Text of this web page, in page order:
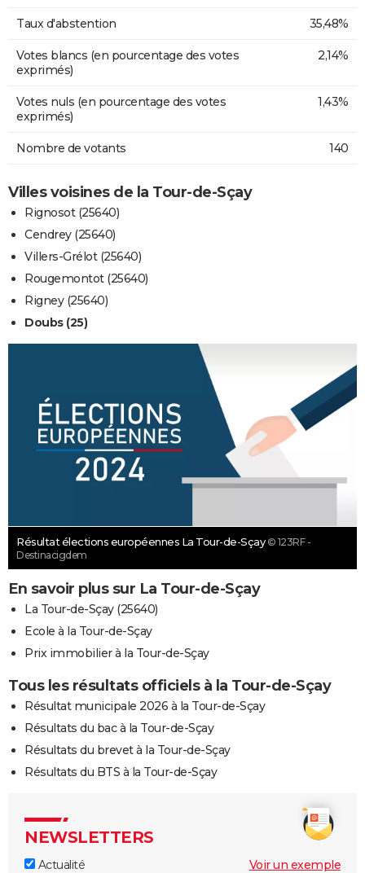
Taux d'abstention 35,48%
Votes blancs (en pourcentage des votes
exprimés)
2,14%
Votes nuls (en pourcentage des votes
exprimés)
1,43%
Nombre de votants 140
Villes voisines de la Tour-de-Sçay
Rignosot (25640)
Cendrey (25640)
Villers-Grélot (25640)
Rougemontot (25640)
Rigney (25640)
Doubs (25)
Résultat élections européennes La Tour-de-Sçay © 123RF -
Destinacigdem
En savoir plus sur La Tour-de-Sçay
La Tour-de-Sçay (25640)
Ecole à la Tour-de-Sçay
Prix immobilier à la Tour-de-Sçay
Tous les résultats officiels à la Tour-de-Sçay
Résultat municipale 2026 à la Tour-de-Sçay
Résultats du bac à la Tour-de-Sçay
Résultats du brevet à la Tour-de-Sçay
Résultats du BTS à la Tour-de-Sçay
NEWSLETTERS
Actualité
Voir un exemple